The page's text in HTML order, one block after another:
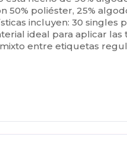
50% poliéster, 25%
incluyen: 30 singles
ideal para aplicar las
entre etiquetas